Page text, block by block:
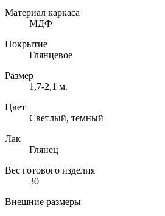
Материал каркаса
МДФ
Покрытие
Глянцевое
Размер
1,7-2,1 м.
Цвет
Светлый, темный
Лак
Глянец
Вес готового изделия
30
Внешние размеры